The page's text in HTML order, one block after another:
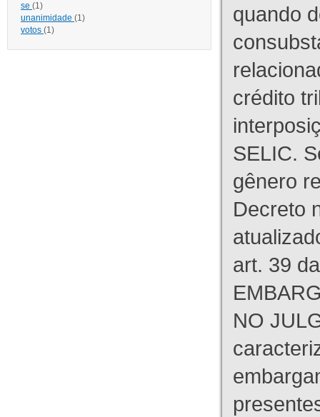
se (1)
unanimidade (1)
votos (1)
quando
crédito
SELIC.
gênero
Decreto
art. 39
NO